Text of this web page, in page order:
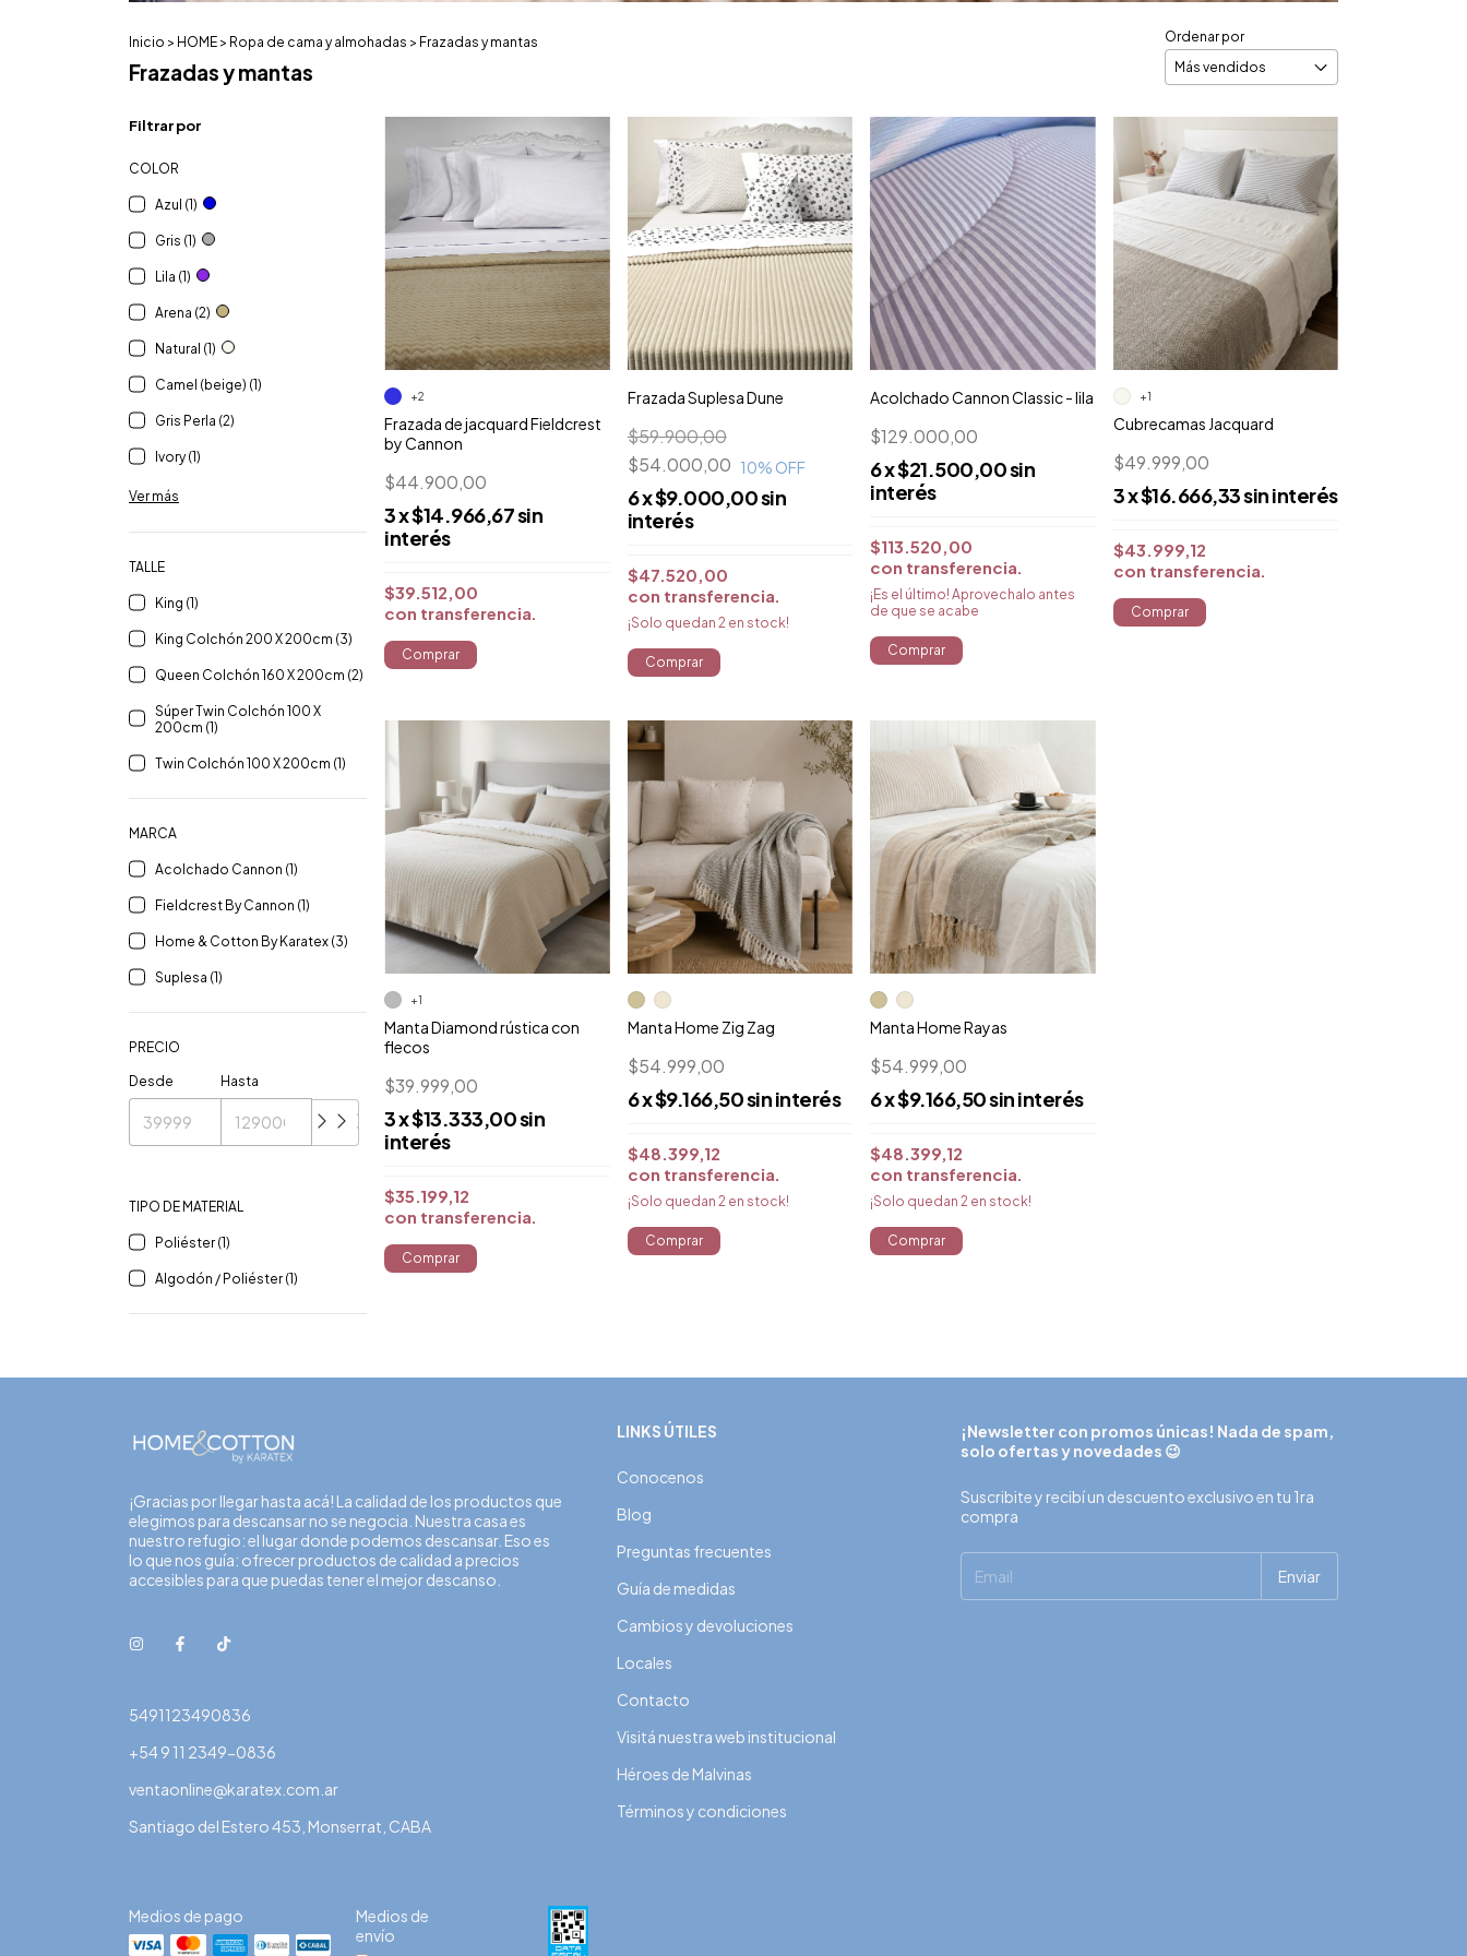
Inicio > HOME > Ropa de cama y almohadas > Frazadas y mantas
Frazadas y mantas
Ordenar por
Filtrar por
COLOR
Azul (1)
Gris (1)
Lila (1)
Arena (2)
Natural (1)
Camel (beige) (1)
Gris Perla (2)
Ivory (1)
Ver más
TALLE
King (1)
King Colchón 200 X 200cm (3)
Queen Colchón 160 X 200cm (2)
Súper Twin Colchón 100 X
200cm (1)
Twin Colchón 100 X 200cm (1)
MARCA
Acolchado Cannon (1)
Fieldcrest By Cannon (1)
Home & Cotton By Karatex (3)
Suplesa (1)
PRECIO
Desde Hasta
TIPO DE MATERIAL
Poliéster (1)
Algodón / Poliéster (1)
Frazada de jacquard Fieldcrest
by Cannon
$44.900,00
3x$14.966,67sin
interés
$39.512,00
con transferencia
+2
Comprar
Frazada Suplesa Dune
$54.000,00
$59.900,00
10% OFF
6x$9.000,00sin
interés
$47.520,00
con transferencia
¡Solo quedan 2en stock!
Comprar
Acolchado Cannon Classic - lila
$129.000,00
6x$21.500,00sin
interés
$113.520,00
con transferencia
¡Es el último! Aprovechalo antes
de que se acabe
Comprar
Cubrecamas Jacquard
$49.999,00
3x$16.666,33sin interés
$43.999,12
con transferencia
+1
Comprar
Manta Diamond rústica con
flecos
$39.999,00
3x$13.333,00sin
interés
$35.199,12
con transferencia
+1
Comprar
Manta Home Zig Zag
$54.999,00
6x$9.166,50sin interés
$48.399,12
con transferencia
¡Solo quedan 2 en stock!
Comprar
Manta Home Rayas
$54.999,00
6x$9.166,50sin interés
$48.399,12
con transferencia
¡Solo quedan2 en stock!
Comprar
¡Gracias por llegar hasta acá! La calidad de los productos que
elegimos para descansar no se negocia. Nuestra casa es
nuestro refugio: el lugar donde podemos descansar. Eso es
lo que nos guía: ofrecer productos de calidad a precios
accesibles para que puedas tener el mejor descanso.
5491123490836
+54 9 11 2349-0836
ventaonline@karatex.com.ar
Santiago del Estero 453, Monserrat, CABA
LINKS ÚTILES
Conocenos
Blog
Preguntas frecuentes
Guía de medidas
Cambios y devoluciones
Locales
Contacto
Visitá nuestra web institucional
Héroes de Malvinas
Términos y condiciones
¡Newsletter con promos únicas! Nada de spam,
solo ofertas y novedades 😉
Suscribite y recibí un descuento exclusivo en tu 1ra
compra
Medios de pago
Medios de
envío